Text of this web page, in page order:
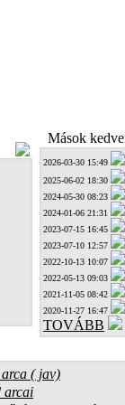
Mások
2026-03-30 15:49
2025-06-02 18:30
2024-05-30 08:23
2024-01-06 21:31
2023-07-15 16:45
2023-07-10 12:57
2022-10-13 10:07
2022-05-13 09:03
2021-11-05 08:42
2020-11-27 16:47
TOVÁBB
( jav)
arcai